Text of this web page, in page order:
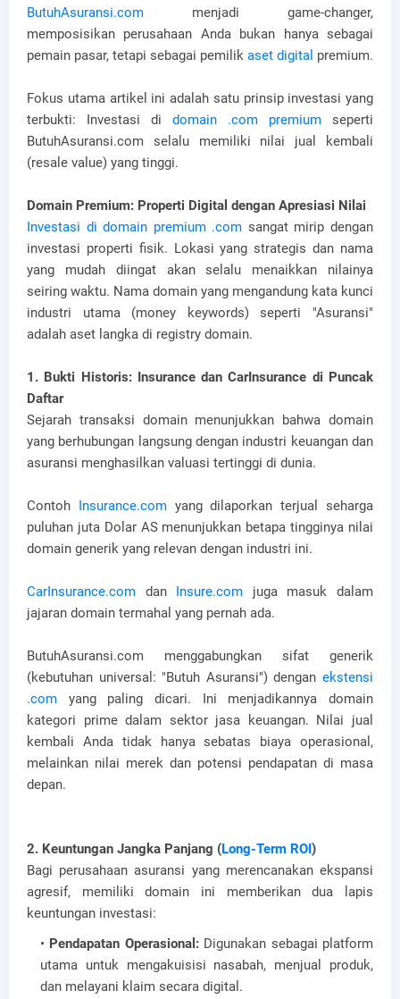
ButuhAsuransi.com menjadi game-changer,
memposisikan perusahaan Anda bukan hanya sebagai
pemain pasar, tetapi sebagai pemilik aset digital premium.
Fokus utama artikel ini adalah satu prinsip investasi yang
terbukti: Investasi di domain .com premium seperti
ButuhAsuransi.com selalu memiliki nilai jual kembali
(resale value) yang tinggi.
Domain Premium: Properti Digital dengan Apresiasi Nilai
Investasi di domain premium .com sangat mirip dengan
investasi properti fisik. Lokasi yang strategis dan nama
yang mudah diingat akan selalu menaikkan nilainya
seiring waktu. Nama domain yang mengandung kata kunci
industri utama (money keywords) seperti "Asuransi"
adalah aset langka di registry domain.
1. Bukti Historis: Insurance dan CarInsurance di Puncak
Daftar
Sejarah transaksi domain menunjukkan bahwa domain
yang berhubungan langsung dengan industri keuangan dan
asuransi menghasilkan valuasi tertinggi di dunia.
Contoh Insurance.comyang dilaporkan terjual seharga
puluhan juta Dolar AS menunjukkan betapa tingginya nilai
domain generik yang relevan dengan industri ini.
CarInsurance.com dan Insure.com juga masuk dalam
jajaran domain termahal yang pernah ada.
ButuhAsuransi.com menggabungkan sifat generik
(kebutuhan universal: "Butuh Asuransi") dengan ekstensi
.com yang paling dicari. Ini menjadikannya domain
kategori prime dalam sektor jasa keuangan. Nilai jual
kembali Anda tidak hanya sebatas biaya operasional,
melainkan nilai merek dan potensi pendapatan di masa
depan.
2. Keuntungan Jangka Panjang (Long-Term ROI)
Bagi perusahaan asuransi yang merencanakan ekspansi
agresif, memiliki domain ini memberikan dua lapis
keuntungan investasi:
Pendapatan Operasional: Digunakan sebagai platform
utama untuk mengakuisisi nasabah, menjual produk,
dan melayani klaim secara digital.